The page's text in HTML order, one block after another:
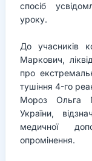
спосіб
уроку.
До учасників
Маркович,
про
тушіння 4-го
Мороз Ольга
України,
медичної
опромінення.